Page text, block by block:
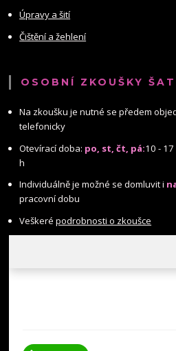
Úpravy a šití
Čištění a žehlení
OSOBNÍ ZKOUŠKY
Na zkoušku je nutné se předem
telefonicky
Otevírací doba: po, st, čt, pá:10 - 17
h
Individuálně je možné se domluvit i
pracovní dobu
Veškerépodrobnosti o zkoušce